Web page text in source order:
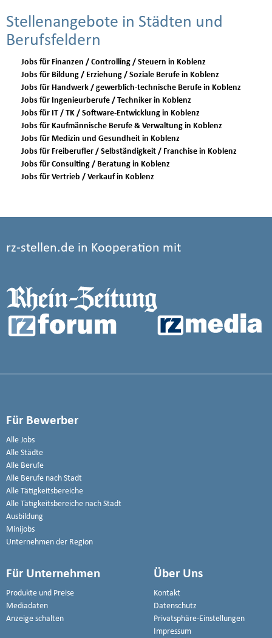
Stellenangebote in Städten und
Berufsfeldern
Jobs für Finanzen / Controlling / Steuern in Koblenz
Jobs für Bildung / Erziehung / Soziale Berufe in Koblenz
Jobs für Handwerk / gewerblich-technische Berufe in Koblenz
Jobs für Ingenieurberufe / Techniker in Koblenz
Jobs für IT / TK / Software-Entwicklung in Koblenz
Jobs für Kaufmännische Berufe & Verwaltung in Koblenz
Jobs für Medizin und Gesundheit in Koblenz
Jobs für Freiberufler / Selbständigkeit / Franchise in Koblenz
Jobs für Consulting / Beratung in Koblenz
Jobs für Vertrieb / Verkauf in Koblenz
rz-stellen.de in Kooperation mit
Für Bewerber
Alle Jobs
Alle Städte
Alle Berufe
Alle Berufe nach Stadt
Alle Tätigkeitsbereiche
Alle Tätigkeitsbereiche nach Stadt
Ausbildung
Minijobs
Unternehmen der Region
Für Unternehmen
Produkte und Preise
Mediadaten
Anzeige schalten
Über Uns
Kontakt
Datenschutz
Privatsphäre-Einstellungen
Impressum